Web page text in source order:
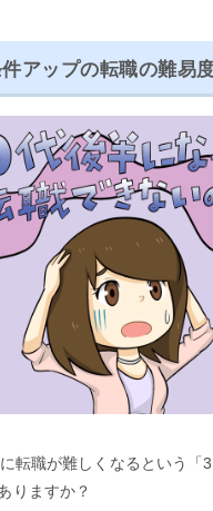
アップの転職の難易
転職が難しくなるという「
りますか？